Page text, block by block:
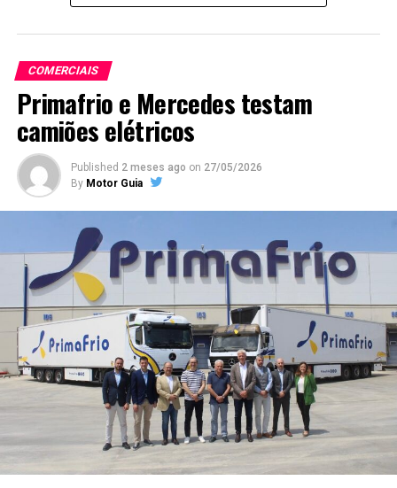
COMERCIAIS
Primafrio e Mercedes testam
camiões elétricos
Published 2 meses ago on 27/05/2026
By Motor Guia